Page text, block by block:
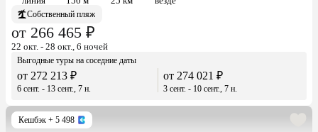
Собственный пляж
от 266 465 ₽
22 окт. - 28 окт., 6 ночей
Выгодные туры на соседние даты
от 272 213 ₽
6 сент. - 13 сент., 7 н.
от 274 021 ₽
3 сент. - 10 сент., 7 н.
Кешбэк + 5 498